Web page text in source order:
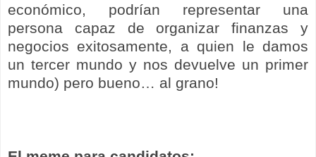
económico, podrían representar una
persona capaz de organizar finanzas y
negocios exitosamente, a quien le damos
un tercer mundo y nos devuelve un primer
mundo) pero bueno… al grano!